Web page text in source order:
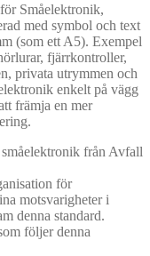
Småelektronik,
med symbol och text
(som ett A5). Exempel
fjärrkontroller,
privata utrymmen och
enkelt på vägg
främja en mer
från Avfall
för
motsvarigheter i
denna standard.
följer denna